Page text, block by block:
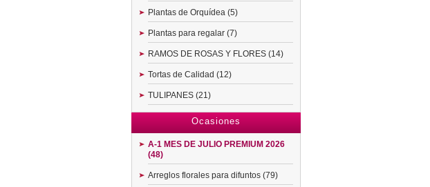
Plantas de Orquídea (5)
Plantas para regalar (7)
RAMOS DE ROSAS Y FLORES (14)
Tortas de Calidad (12)
TULIPANES (21)
Ocasiones
A-1 MES DE JULIO PREMIUM 2026
(48)
Arreglos florales para difuntos (79)